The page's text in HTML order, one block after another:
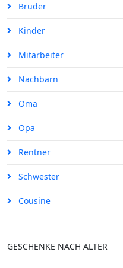
Bruder
Kinder
Mitarbeiter
Nachbarn
Oma
Opa
Rentner
Schwester
Cousine
GESCHENKE NACH ALTER